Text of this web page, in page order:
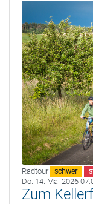
Radtour schwer
Do. 14. Mai 2026
Zum